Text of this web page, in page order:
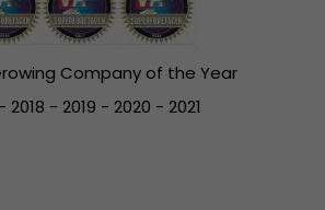
Company of the Year
2018 - 2019 - 2020 - 2021